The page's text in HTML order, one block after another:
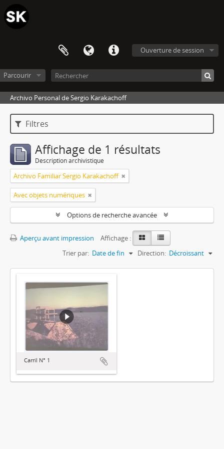
Ouverture de session
Parcourir
Archivo Personal de Sergio Karakachoff
Filtres
Affichage de 1 résultats
Description archivistique
Archivo Familiar Sergio Karakachoff
Avec objets numériques
Options de recherche avancée
Aperçu avant impression
Affichage :
Trier par: Date de fin Direction: Décroissant
Carril N° 1